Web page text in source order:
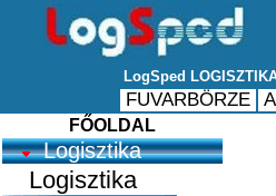
FŐOLDAL
Logisztika
Logisztika